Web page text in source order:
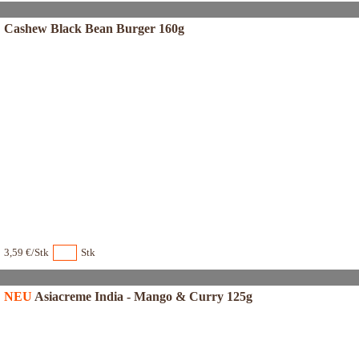
Cashew Black Bean Burger 160g
3,59 €/Stk Stk
NEU Asiacreme India - Mango & Curry 125g